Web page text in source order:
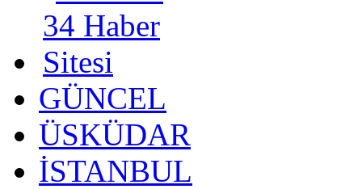
GÜNCEL
ÜSKÜDAR
İSTANBUL